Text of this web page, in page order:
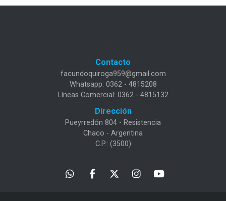
Contacto
facundoquiroga959@gmail.com
Whatsapp: 0362 - 4815208
Líneas Comercial: 0362 - 4815132
Dirección
Pueyrredón 804 - Resistencia
Chaco - Argentina
C.P.: (3500)